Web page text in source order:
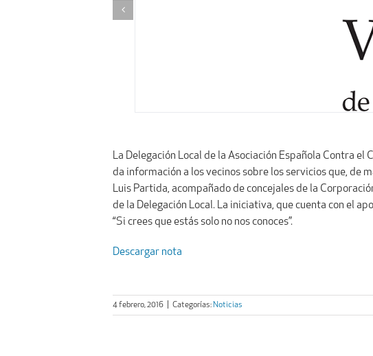
La Delegación Local de la Asociación Española Contra
da información a los vecinos sobre los servicios que, de
Luis Partida, acompañado de concejales de la
de la Delegación Local. La iniciativa, que cuenta con el
“Si crees que estás solo no nos conoces”.
Descargar nota
4 febrero, 2016 Categorías: Noticias